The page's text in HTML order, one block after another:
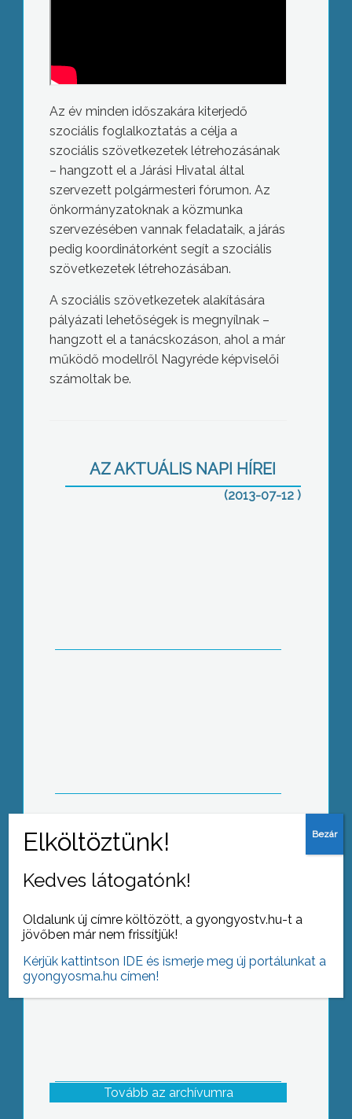
Az év minden időszakára kiterjedő
szociális foglalkoztatás a célja a
szociális szövetkezetek létrehozásának
– hangzott el a Járási Hivatal által
szervezett polgármesteri fórumon. Az
önkormányzatoknak a közmunka
szervezésében vannak feladataik, a járás
pedig koordinátorként segít a szociális
szövetkezetek létrehozásában.
A szociális szövetkezetek alakítására
pályázati lehetőségek is megnyílnak –
hangzott el a tanácskozáson, ahol a már
működő modellről Nagyréde képviselői
számoltak be.
AZ AKTUÁLIS NAPI HÍREI
(2013-07-12 )
buszpályaudvarra
Tovább az archívumra
Kedves látogatónk!
Oldalunk új címre költözött, a gyongyostv.hu-t a
jövőben már nem frissítjük!
Kérjük kattintson IDE és ismerje meg új portálunkat a
gyongyosma.hu címen!